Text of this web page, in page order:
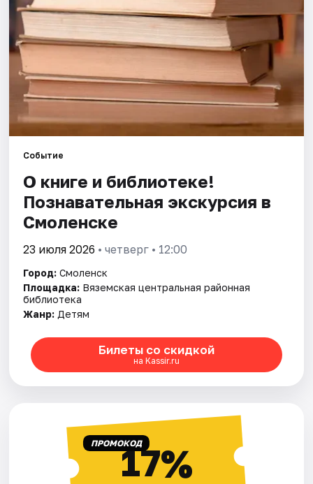
Событие
О книге и библиотеке!
Познавательная экскурсия в
Смоленске
23 июля 2026 • четверг • 12:00
Город: Смоленск
Площадка: Вяземская центральная районная
библиотека
Жанр: Детям
Билеты со скидкой
на Kassir.ru
ПРОМОКОД17%